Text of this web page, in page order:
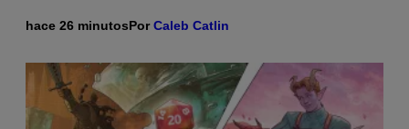
hace 26 minutosPorCaleb Catlin